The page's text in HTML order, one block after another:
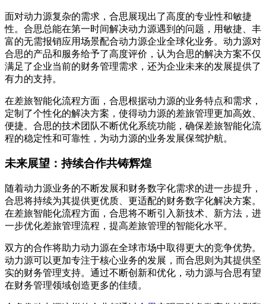
面对动力源复杂的需求，合思展现出了高度的专业性和敏捷
性。合思总能在第一时间解决动力源遇到的问题，用敏捷、丰
富的无需报销应用场景配合动力源企业全球化业务。动力源对
合思的产品和服务给予了高度评价，认为合思的解决方案不仅
满足了企业当前的财务管理需求，还为企业未来的发展提供了
有力的支持。
在差旅智能化流程方面，合思根据动力源的业务特点和需求，
定制了个性化的解决方案，使得动力源的差旅管理更加高效、
便捷。合思的技术团队不断优化系统功能，确保差旅智能化流
程的稳定性和可靠性，为动力源的业务发展保驾护航。
未来展望：持续合作共铸辉煌
随着动力源业务的不断发展和财务数字化需求的进一步提升，
合思将持续为其提供更优质、更适配的财务数字化解决方案。
在差旅智能化流程方面，合思将不断引入新技术、新方法，进
一步优化差旅管理流程，提高差旅管理的智能化水平。
双方的合作将助力动力源在全球市场中取得更大的竞争优势。
动力源可以更加专注于核心业务的发展，而合思则为其提供坚
实的财务管理支持。通过不断创新和优化，动力源与合思有望
在财务管理领域创造更多的佳绩。